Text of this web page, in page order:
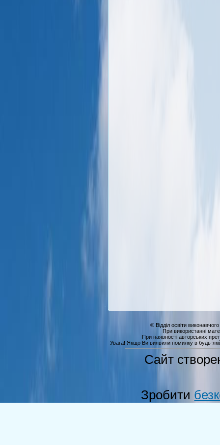
© Відділ освіти
При використанні
При наявності авторських
Увага! Якщо Ви виявили помилку в будь-якій
Сайт
Зробити